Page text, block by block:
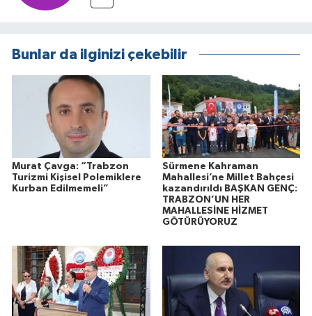
Bunlar da ilginizi çekebilir
Murat Çavga: “Trabzon
Turizmi Kişisel Polemiklere
Kurban Edilmemeli”
Sürmene Kahraman
Mahallesi’ne Millet Bahçesi
kazandırıldı BAŞKAN GENÇ:
TRABZON’UN HER
MAHALLESİNE HİZMET
GÖTÜRÜYORUZ